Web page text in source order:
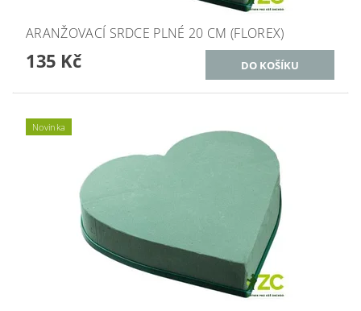
ARANŽOVACÍ SRDCE PLNÉ 20 CM (FLOREX)
135 Kč
Novinka